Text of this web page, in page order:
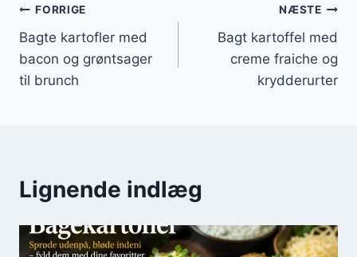
Indlægsnavigation
FORRIGE
Bagte kartofler med
bacon og grøntsager
til brunch
NÆSTE
Bagt kartoffel med
creme fraiche og
krydderurter
Lignende indlæg